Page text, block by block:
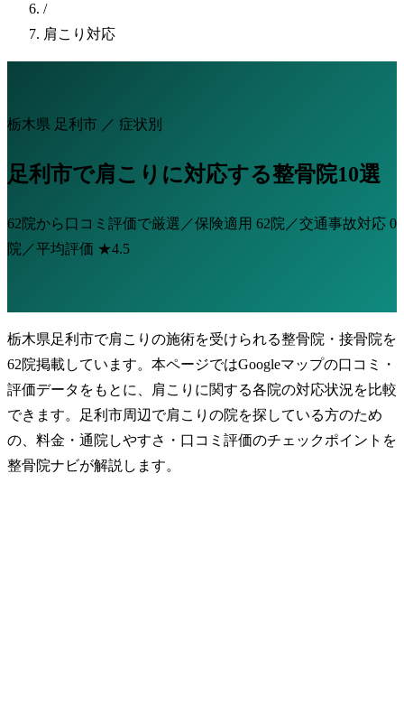
/
肩こり対応
栃木県 足利市 ／ 症状別
足利市で肩こりに対応する整骨院10選
62院から口コミ評価で厳選／保険適用 62院 ／交通事故対応 0
院 ／平均評価 ★4.5
栃木県足利市で肩こりの施術を受けられる整骨院・接骨院を
62院掲載しています。本ページではGoogleマップの口コミ・
評価データをもとに、肩こりに関する各院の対応状況を比較
できます。足利市周辺で肩こりの院を探している方のため
の、料金・通院しやすさ・口コミ評価のチェックポイントを
整骨院ナビが解説します。